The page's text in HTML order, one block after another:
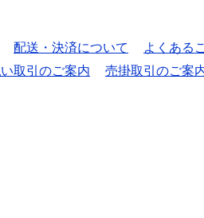
配送・決済について
よくある
取引のご案内 売掛取引のご案